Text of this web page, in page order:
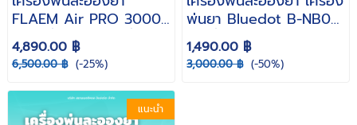
FLAEM Air PRO 3000
+ ( เครื่องพ่นยา เครื่อง
พ่นยาหอบหืด พ่นยาเด็ก )
รับประกัน 1 ปี
4,890.00 ฿
6,500.00 ฿ (-25%)
พ่นยา Bluedot B-NB01
( เครื่องพ่นยาหอบหืด
เครื่องพ่นยา พกพา Air
Compressing
1,490.00 ฿
3,000.00 ฿ (-50%)
แนะนำ